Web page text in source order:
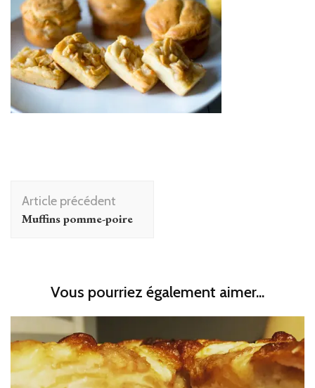
Navigation
d'article
Article précédent
Muffins pomme-poire
Vous pourriez également aimer...